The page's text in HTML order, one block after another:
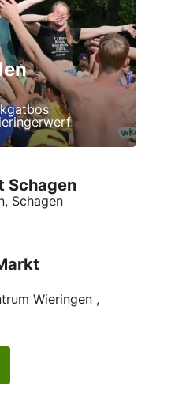
Schagen
Schagen
Wieringen ,